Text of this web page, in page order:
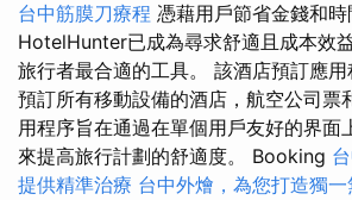
台中筋膜刀療程 憑藉用戶節省金錢和時
HotelHunter已成為尋求舒適且成本效
旅行者最合適的工具。 該酒店預訂應
預訂所有移動設備的酒店，航空公司票
用程序旨在通過在單個用戶友好的界面
來提高旅行計劃的舒適度。 Booking
提供精準治療 台中外燴，為您打造獨